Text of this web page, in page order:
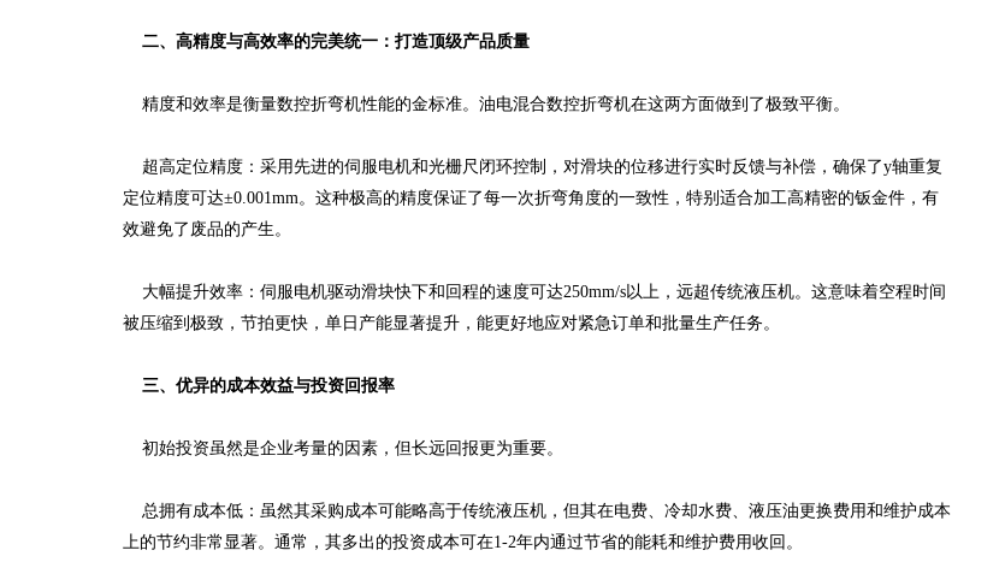
二、高精度与高效率的完美统一：打造顶级产品质量
精度和效率是衡量数控折弯机性能的金标准。油电混合数控折弯机在这两方面做到了极致平衡。
超高定位精度：采用先进的伺服电机和光栅尺闭环控制，对滑块的位移进行实时反馈与补偿，确保了y轴重复
定位精度可达±0.001mm。这种极高的精度保证了每一次折弯角度的一致性，特别适合加工高精密的钣金件，有
效避免了废品的产生。
大幅提升效率：伺服电机驱动滑块快下和回程的速度可达250mm/s以上，远超传统液压机。这意味着空程时间
被压缩到极致，节拍更快，单日产能显著提升，能更好地应对紧急订单和批量生产任务。
三、优异的成本效益与投资回报率
初始投资虽然是企业考量的因素，但长远回报更为重要。
总拥有成本低：虽然其采购成本可能略高于传统液压机，但其在电费、冷却水费、液压油更换费用和维护成本
上的节约非常显著。通常，其多出的投资成本可在1-2年内通过节省的能耗和维护费用收回。